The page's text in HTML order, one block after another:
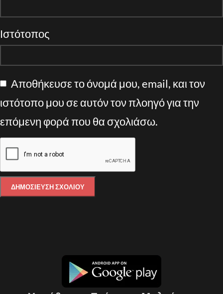
Ιστότοπος
Αποθήκευσε το όνομά μου, email, και τον
ιστότοπο μου σε αυτόν τον πλοηγό για την
επόμενη φορά που θα σχολιάσω.